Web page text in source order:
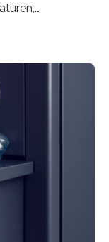
Ein
entwickelt:
voneinander
von
bei denen
üblicherweise
zwei
sie…